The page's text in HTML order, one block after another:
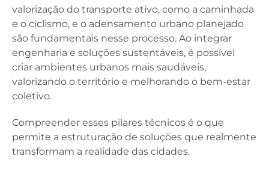
valorização do transporte ativo, como a caminhada
e o ciclismo, e o adensamento urbano planejado
são fundamentais nesse processo. Ao integrar
engenharia e soluções sustentáveis, é possível
criar ambientes urbanos mais saudáveis,
valorizando o território e melhorando o bem-estar
coletivo.
Compreender esses pilares técnicos é o que
permite a estruturação de soluções que realmente
transformam a realidade das cidades.